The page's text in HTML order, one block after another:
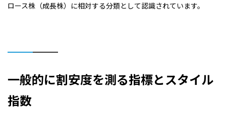
ロース株（成長株）に相対する分類として認識されています。
一般的に割安度を測る指標とスタイル
指数